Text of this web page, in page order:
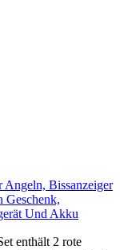
Bissanzeiger
Und Akku
enthält 2 rote